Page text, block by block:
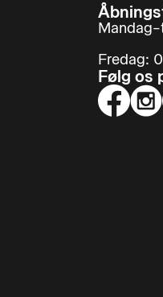
Fredag:
Følg os